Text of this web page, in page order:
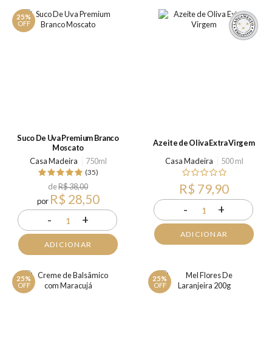
25%
OFF
Suco De Uva Premium Branco
Moscato
Casa Madeira
750ml
(35)
deR$ 38,00
por R$ 28,50
- 1 +
ADICIONAR
Azeite de Oliva Extra Virgem
Casa Madeira
500 ml
R$ 79,90
- 1 +
ADICIONAR
25%
OFF
25%
OFF